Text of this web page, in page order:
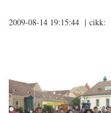
2009-08-14 19:15:44 | cikk: